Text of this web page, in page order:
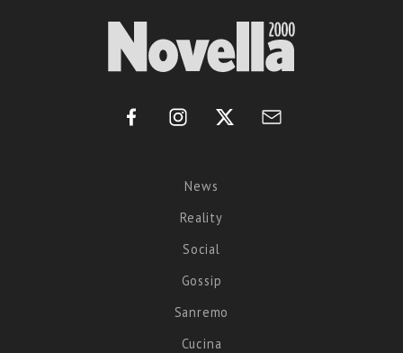
News
Reality
Social
Gossip
Sanremo
Cucina